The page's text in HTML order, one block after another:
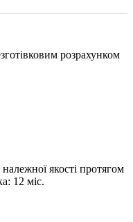
розрахунком
якості протягом
12 міс.